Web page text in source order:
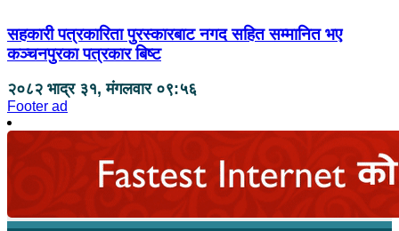
सहकारी पत्रकारिता पुरस्कारबाट नगद सहित सम्मानित भए
कञ्चनपुरका पत्रकार बिष्ट
२०८२ भाद्र ३१, मंगलवार ०९:५६
Footer ad